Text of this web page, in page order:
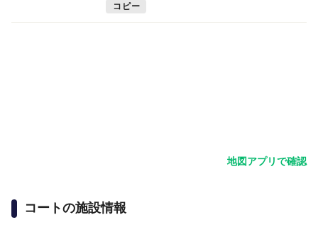
コピー
地図アプリで確認
コートの施設情報